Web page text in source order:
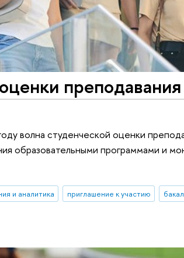
волна студенческой оценки
образовательными программами и
и аналитика приглашение к участию